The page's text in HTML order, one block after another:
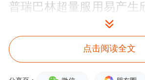
普瑞巴林超量服用易产生
法人员当作新型成瘾药物
剂所含右美沙芬，过量
觉、神经损伤，长期服用
点击阅读全文